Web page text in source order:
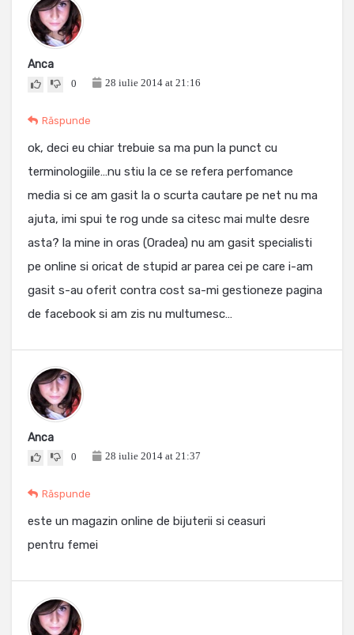
Anca
0 28 iulie 2014 at 21:16
Răspunde
ok, deci eu chiar trebuie sa ma pun la punct cu
terminologiile…nu stiu la ce se refera perfomance
media si ce am gasit la o scurta cautare pe net nu ma
ajuta, imi spui te rog unde sa citesc mai multe desre
asta? la mine in oras (Oradea) nu am gasit specialisti
pe online si oricat de stupid ar parea cei pe care i-am
gasit s-au oferit contra cost sa-mi gestioneze pagina
de facebook si am zis nu multumesc…
Anca
0 28 iulie 2014 at 21:37
Răspunde
este un magazin online de bijuterii si ceasuri
pentru femei